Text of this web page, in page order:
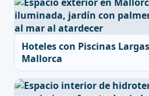
Hoteles con Piscinas
Mallorca